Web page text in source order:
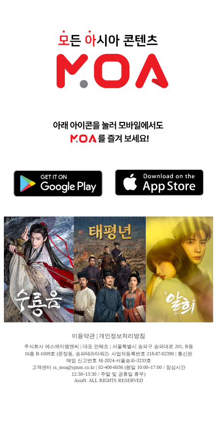
이용약관 개인정보처리방침
주식회사 에스제이엠엔씨 | 대표 안해조 | 서울특별시 송파구 송파대로 201, B동
16층 B-1609호 (문정동, 송파테라타워2) 사업자등록번호 218-87-02390 | 통신판
매업 신고번호 제-2024-서울송파-3233호
고객센터 cs_moa@sjmnc.co.kr | 02-400-6036 (평일 10:00~17:00 / 점심시간
12:30~13:30 / 주말 및 공휴일 휴무)
AsiaN. ALL RIGHTS RESERVED